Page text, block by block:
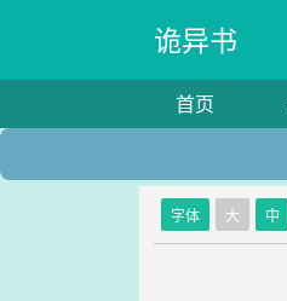
诡异书
首页
字体 大 中